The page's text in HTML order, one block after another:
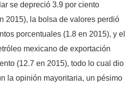
se depreció 3.9 por ciento
2015), la bolsa de valores perdió
porcentuales (1.8 en 2015), y el
mexicano de exportación
(12.7 en 2015), todo lo cual dio
la opinión mayoritaria, un pésimo